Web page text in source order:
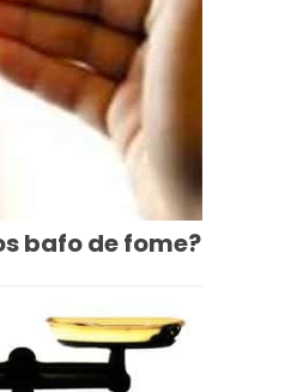
bafo de fome?